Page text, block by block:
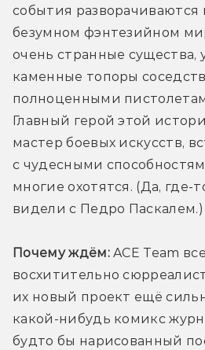
события
безумном фэнтезийном
очень странные существа,
каменные топоры
полноценными
Главный герой этой
мастер боевых искусств,
с чудесными
многие охотятся. (Да, где-
видели с Педро Паскалем.)
Почему ждём: ACE Team
восхитительно
их новый проект ещё
какой-нибудь комикс
будто бы нарисованный